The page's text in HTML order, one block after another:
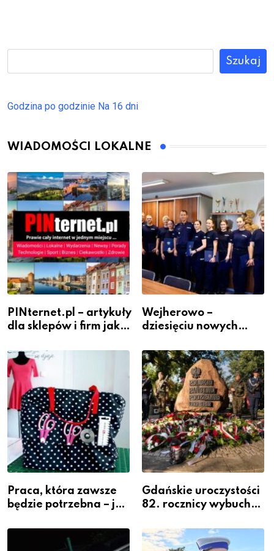
Szukaj
Godzina po godzinie Na 16 dni
WIADOMOŚCI LOKALNE
PINternet.pl – artykuły
dla sklepów i firm jako
widoczność
Wejherowo –
dziesięciu nowych
szeregach Komendy
Powiatowej
Praca, która zawsze
będzie potrzebna – jak
zawodem przyszłości i
gdzie się go nauczyć?
Gdańskie uroczystości
82. rocznicy wybuchu
Warszawskiego